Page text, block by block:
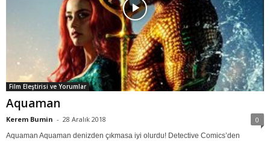
Film Eleştirisi ve Yorumlar
Aquaman
Kerem Bumin - 28 Aralık 2018 0
Aquaman Aquaman denizden çıkmasa iyi olurdu! Detective Comics’den